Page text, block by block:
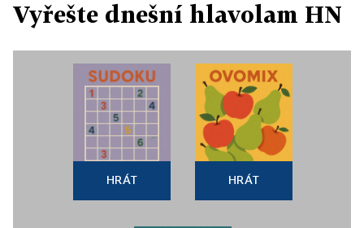
Vyřešte dnešní hlavolam HN
HRÁT HRÁT